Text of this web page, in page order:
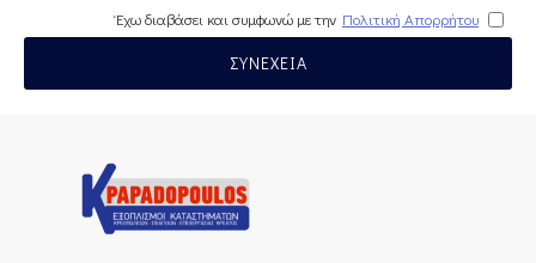
Έχω διαβάσει και συμφωνώ με την Πολιτική Απορρήτου
ΣΥΝΈΧΕΙΑ